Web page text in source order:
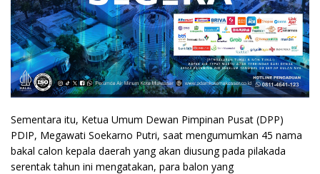
Sementara itu, Ketua Umum Dewan Pimpinan Pusat (DPP)
PDIP, Megawati Soekarno Putri, saat mengumumkan 45 nama
bakal calon kepala daerah yang akan diusung pada pilakada
serentak tahun ini mengatakan, para balon yang